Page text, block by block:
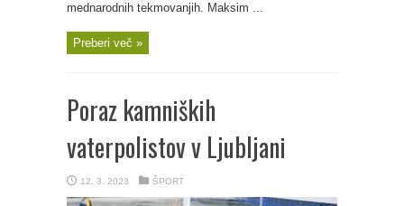
mednarodnih tekmovanjih. Maksim ...
Preberi več »
Poraz kamniških
vaterpolistov v Ljubljani
12. 3. 2023 ŠPORT